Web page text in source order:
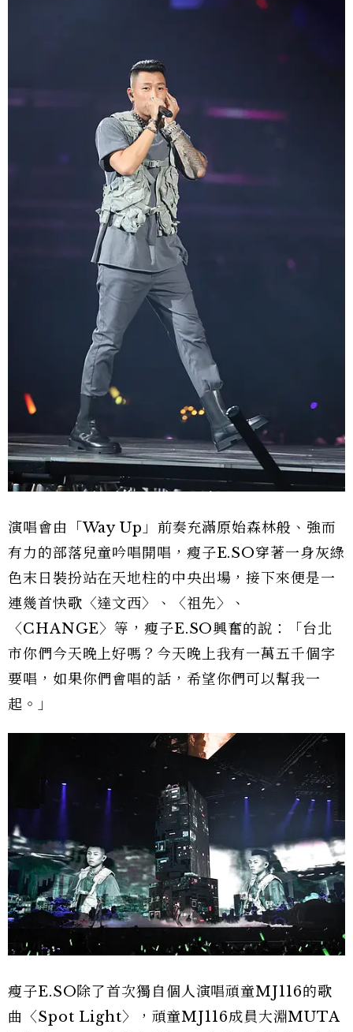
演唱會由「Way Up」前奏充滿原始森林般、強而
有力的部落兒童吟唱開唱，瘦子E.SO穿著一身灰綠
色末日裝扮站在天地柱的中央出場，接下來便是一
連幾首快歌〈達文西〉、〈祖先〉、
〈CHANGE〉等，瘦子E.SO興奮的說：「台北
市你們今天晚上好嗎？今天晚上我有一萬五千個字
要唱，如果你們會唱的話，希望你們可以幫我一
起。」
瘦子E.SO除了首次獨自個人演唱頑童MJ116的歌
曲〈Spot Light〉，頑童MJ116成員大淵MUTA